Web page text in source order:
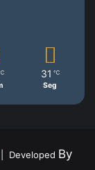
31 ℃
Seg
| Developed By